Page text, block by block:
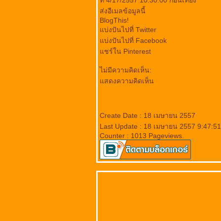
ส่งอีเมลข้อมูลนี้
BlogThis!
บ่งปันไปที่ Twitter
บ่งปันไปที่ Facebook
ชร์ใน Pinterest
ไม่มีความคิดเห็น:
สดงความคิดเห็น
Create Date : 18 เมษายน 2557
Last Update : 18 เมษายน 2557 9:47:51
Counter : 1013 Pageviews.